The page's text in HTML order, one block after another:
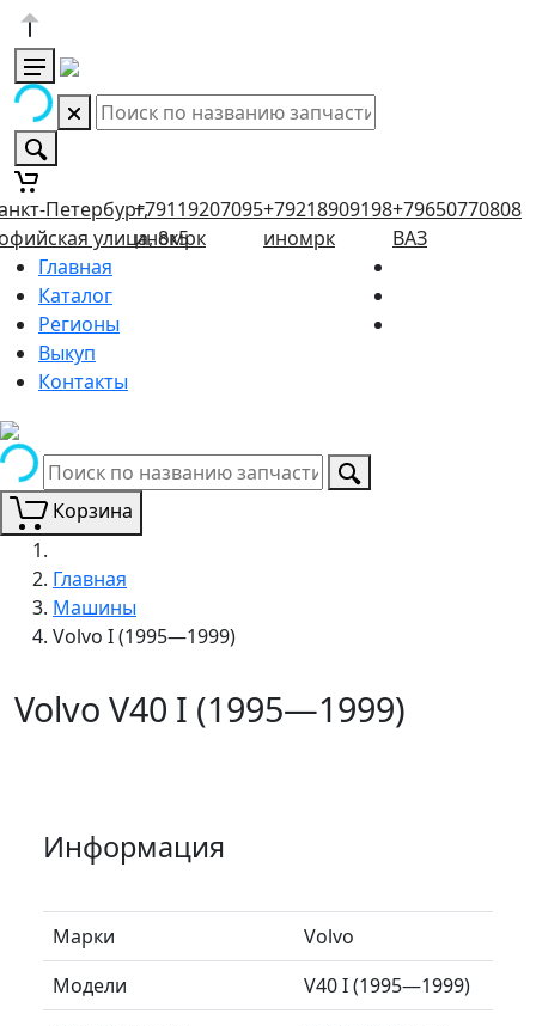
Петербург,
улица, 8к5
+79119207095
иномрк
+79218909198
иномрк
+79650770808
ВАЗ
Главная
Каталог
Регионы
Выкуп
Контакты
Корзина
Главная
Машины
Volvo I (1995—1999)
Volvo V40 I (1995—1999)
Информация
Марки
Volvo
Модели
V40 I (1995—1999)